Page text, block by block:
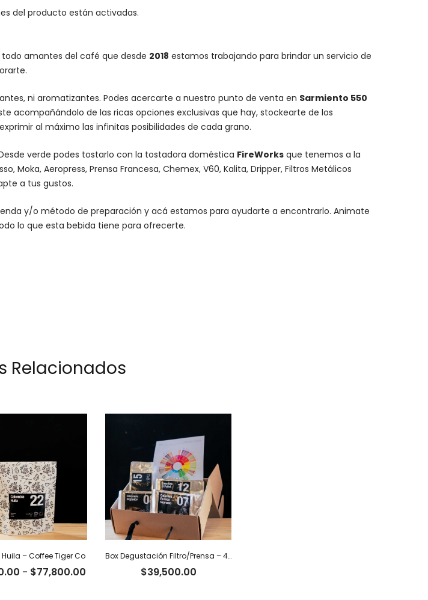
del producto están activadas.
todo amantes del café que desde 2018 estamos trabajando para brindar un servicio de
ni aromatizantes. Podes acercarte a nuestro punto de venta en Sarmiento 550
acompañándolo de las ricas opciones exclusivas que hay, stockearte de los
al máximo las infinitas posibilidades de cada grano.
verde podes tostarlo con la tostadora doméstica FireWorks que tenemos a la
Moka, Aeropress, Prensa Francesa, Chemex, V60, Kalita, Dripper, Filtros Metálicos
a tus gustos.
y/o método de preparación y acá estamos para ayudarte a encontrarlo. Animate
lo que esta bebida tiene para ofrecerte.
Relacionados
– Coffee Tiger Co
- $77,800.00Rango
Box Degustación Filtro/Prensa – 400 g
$39,500.00